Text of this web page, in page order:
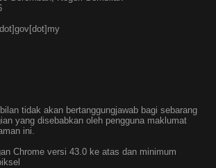
tidak akan bertanggungjawab bagi sebarang
yang disebabkan oleh pengguna maklumat
ini.
Chrome versi 43.0 ke atas dan minimum